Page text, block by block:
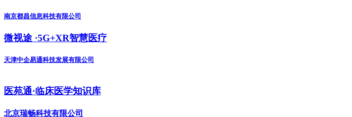
南京都昌信息科技有限公司
微视途 ·5G+XR智慧医疗
天津中企易通科技发展有限公司
医苑通·临床医学知识库
北京瑞畅科技有限公司